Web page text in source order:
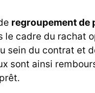
regroupement de
le cadre du rachat
sein du contrat et
sont ainsi